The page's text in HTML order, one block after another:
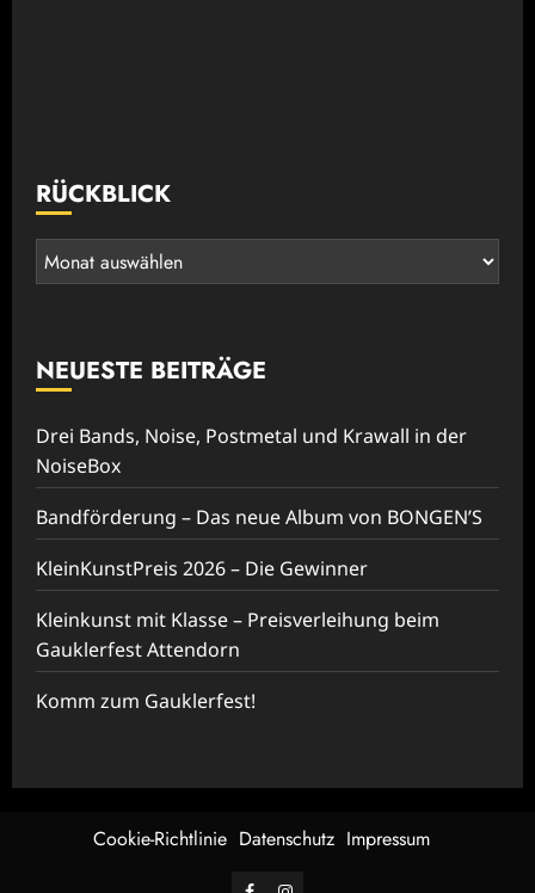
RÜCKBLICK
Rückblick
NEUESTE BEITRÄGE
Drei Bands, Noise, Postmetal und Krawall in der
NoiseBox
Bandförderung – Das neue Album von BONGEN’S
KleinKunstPreis 2026 – Die Gewinner
Kleinkunst mit Klasse – Preisverleihung beim
Gauklerfest Attendorn
Komm zum Gauklerfest!
Cookie-Richtlinie Datenschutz Impressum
FacebookInstagram